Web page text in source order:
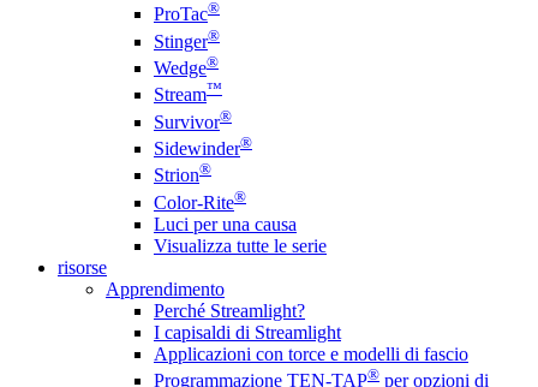
ProTac®
Stinger®
Wedge®
Stream™
Survivor®
Sidewinder®
Strion®
Color-Rite®
Luci per una causa
Visualizza tutte le serie
risorse
Apprendimento
Perché Streamlight?
I capisaldi di Streamlight
Applicazioni con torce e modelli di fascio
Programmazione TEN-TAP® per opzioni di